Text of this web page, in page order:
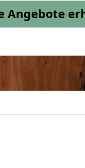
Angebote